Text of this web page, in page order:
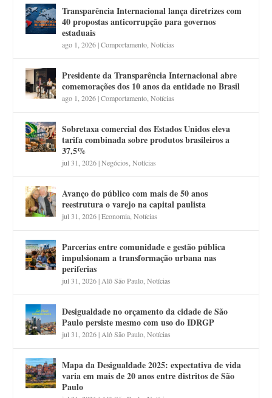
Transparência Internacional lança diretrizes com
40 propostas anticorrupção para governos
estaduais
ago 1, 2026|Comportamento ,Notícias
Presidente da Transparência Internacional abre
comemorações dos 10 anos da entidade no Brasil
ago 1, 2026|Comportamento ,Notícias
Sobretaxa comercial dos Estados Unidos eleva
tarifa combinada sobre produtos brasileiros a
37,5%
jul 31, 2026|Negócios ,Notícias
Avanço do público com mais de 50 anos
reestrutura o varejo na capital paulista
jul 31, 2026|Economia ,Notícias
Parcerias entre comunidade e gestão pública
impulsionam a transformação urbana nas
periferias
jul 31, 2026| Alô São Paulo ,Notícias
Desigualdade no orçamento da cidade de São
Paulo persiste mesmo com uso do IDRGP
jul 31, 2026| Alô São Paulo ,Notícias
Mapa da Desigualdade 2025: expectativa de vida
varia em mais de 20 anos entre distritos de São
Paulo